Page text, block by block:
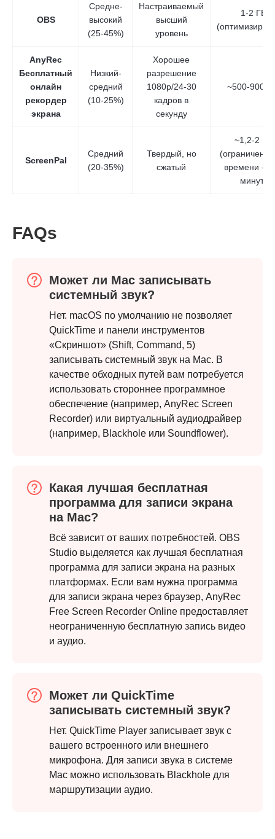
OBS
Средне-
высокий
(25-45%)
Настраиваемый
высший
уровень
1-2 ГБ
AnyRec
Бесплатный
онлайн
рекордер
экрана
Низкий-
средний
(10-25%)
Хорошее
разрешение
1080p/24-30
кадров в
секунду
~500-900
ScreenPal
Средний
(20-35%)
Твердый, но
сжатый
~1,2-2 ГБ
времени —
минут)
FAQs
Может ли Mac записывать
системный звук?
Нет. macOS по умолчанию не позволяет
QuickTime и панели инструментов
«Скриншот» (Shift, Command, 5)
записывать системный звук на Mac. В
качестве обходных путей вам потребуется
использовать стороннее программное
обеспечение (например, AnyRec Screen
Recorder) или виртуальный аудиодрайвер
(например, Blackhole или Soundflower).
Какая лучшая бесплатная
программа для записи экрана
на Mac?
Всё зависит от ваших потребностей. OBS
Studio выделяется как лучшая бесплатная
программа для записи экрана на разных
платформах. Если вам нужна программа
для записи экрана через браузер, AnyRec
Free Screen Recorder Online предоставляет
неограниченную бесплатную запись видео
и аудио.
Может ли QuickTime
записывать системный звук?
Нет. QuickTime Player записывает звук с
вашего встроенного или внешнего
микрофона. Для записи звука в системе
Mac можно использовать Blackhole для
маршрутизации аудио.